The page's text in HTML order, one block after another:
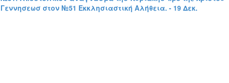
Γεννησεωσ στον №51 Εκκλησιαστική Αλήθεια. - 19 Δεκ.